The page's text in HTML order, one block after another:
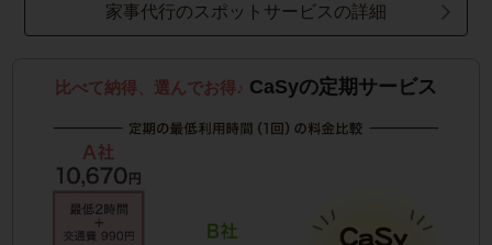
家事代行のスポットサービスの詳細
比べて納得、選んでお得♪ CaSyの定期サービス